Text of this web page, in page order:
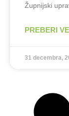
Župnijski
PREBERI
31 decembra,